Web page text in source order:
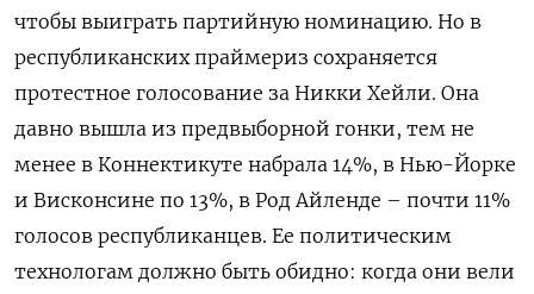
чтобы выиграть партийную номинацию. Но в
республиканских праймериз сохраняется
протестное голосование за Никки Хейли. Она
давно вышла из предвыборной гонки, тем не
менее в Коннектикуте набрала 14%, в Нью-Йорке
и Висконсине по 13%, в Род Айленде – почти 11%
голосов республиканцев. Ее политическим
технологам должно быть обидно: когда они вели